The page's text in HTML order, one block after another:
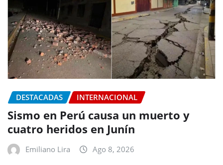
DESTACADAS INTERNACIONAL
Sismo en Perú causa un muerto y
cuatro heridos en Junín
Emiliano Lira Ago 8, 2026